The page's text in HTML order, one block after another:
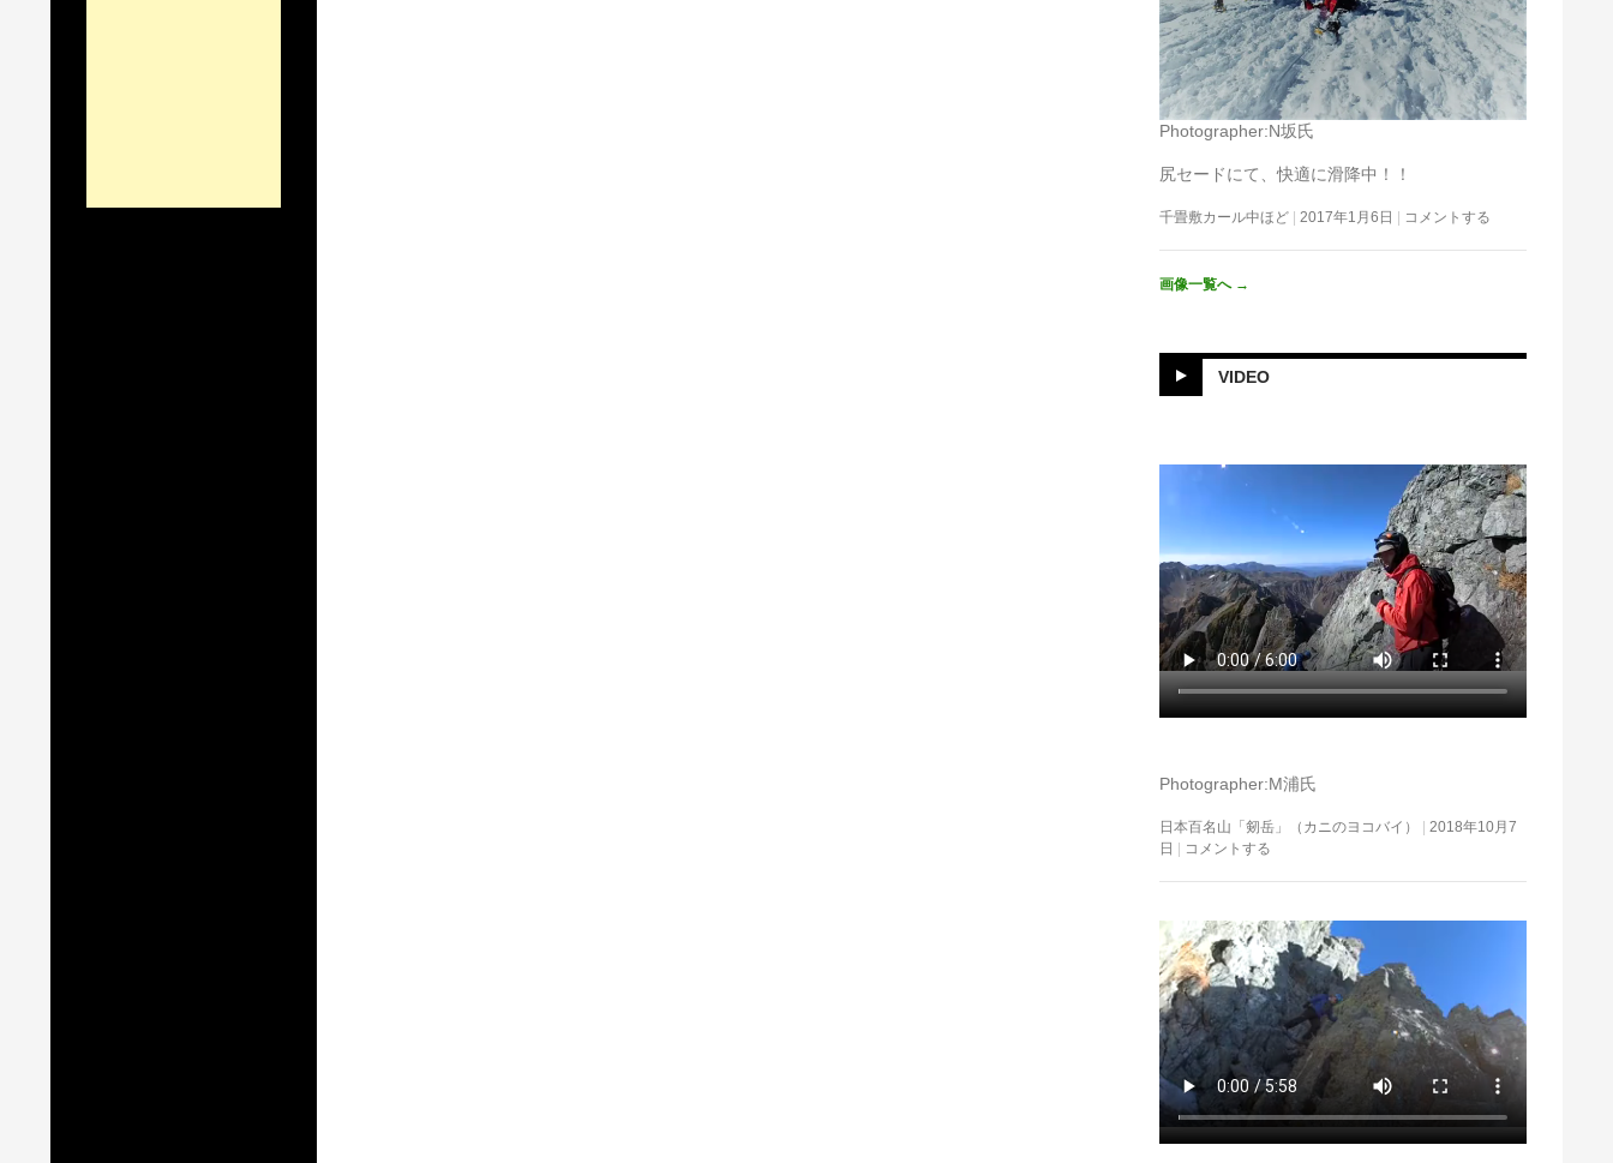
Photographer:N坂氏
尻セードにて、快適に滑降中！！
千畳敷カール中ほど 2017年1月6日 コメントする
画像一覧へ →
VIDEO
Photographer:M浦氏
日本百名山「剱岳」（カニのヨコバイ）
2018年10月7
日
コメントする